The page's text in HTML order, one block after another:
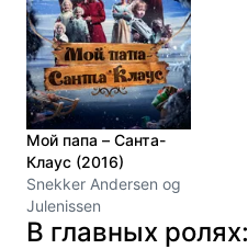
Мой папа – Санта-
Клаус (2016)
Snekker Andersen og
Julenissen
В главных ролях: